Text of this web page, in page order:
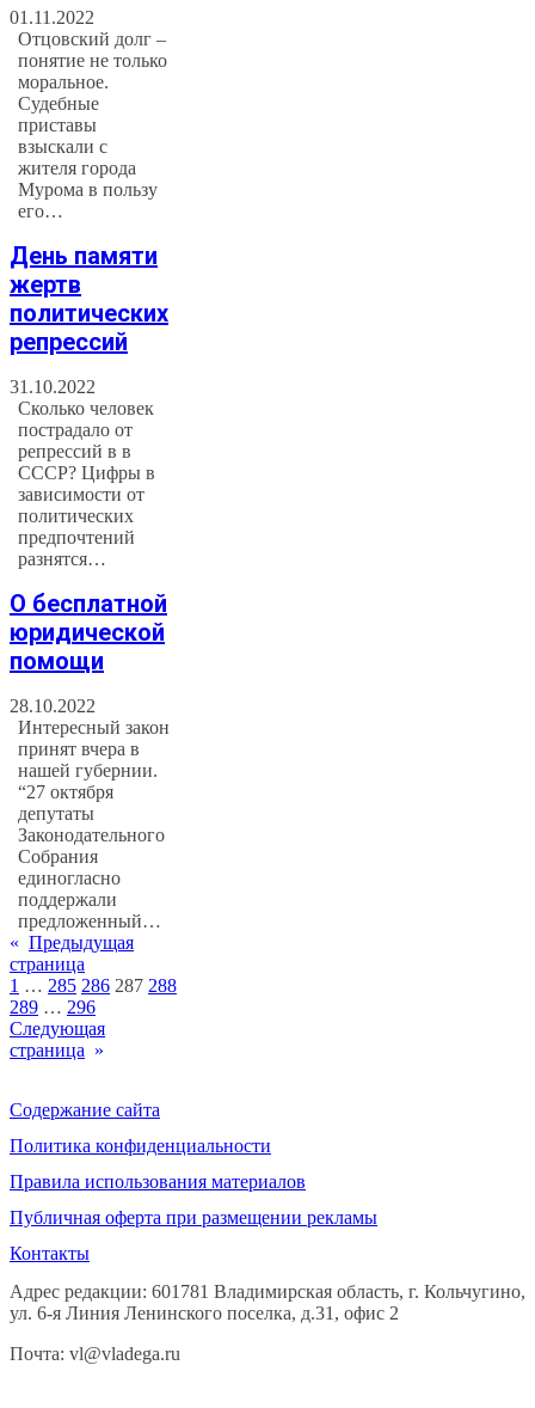
01.11.2022
Отцовский долг –
понятие не только
моральное.
Судебные
приставы
взыскали с
жителя города
Мурома в пользу
его…
День памяти
жертв
политических
репрессий
31.10.2022
Сколько человек
пострадало от
репрессий в в
СССР? Цифры в
зависимости от
политических
предпочтений
разнятся…
О бесплатной
юридической
помощи
28.10.2022
Интересный закон
принят вчера в
нашей губернии.
“27 октября
депутаты
Законодательного
Собрания
единогласно
поддержали
предложенный…
« Предыдущая
страница
1 … 285 286 287 288
289 … 296
Следующая
страница »
Содержание сайта
Политика конфиденциальности
Правила использования материалов
Публичная оферта при размещении рекламы
Контакты
Адрес редакции: 601781 Владимирская область, г. Кольчугино,
ул. 6-я Линия Ленинского поселка, д.31, офис 2
Почта: vl@vladega.ru